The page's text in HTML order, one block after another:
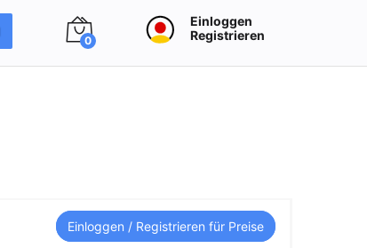
0
Einloggen
Registrieren
Einloggen / Registrieren für Preise